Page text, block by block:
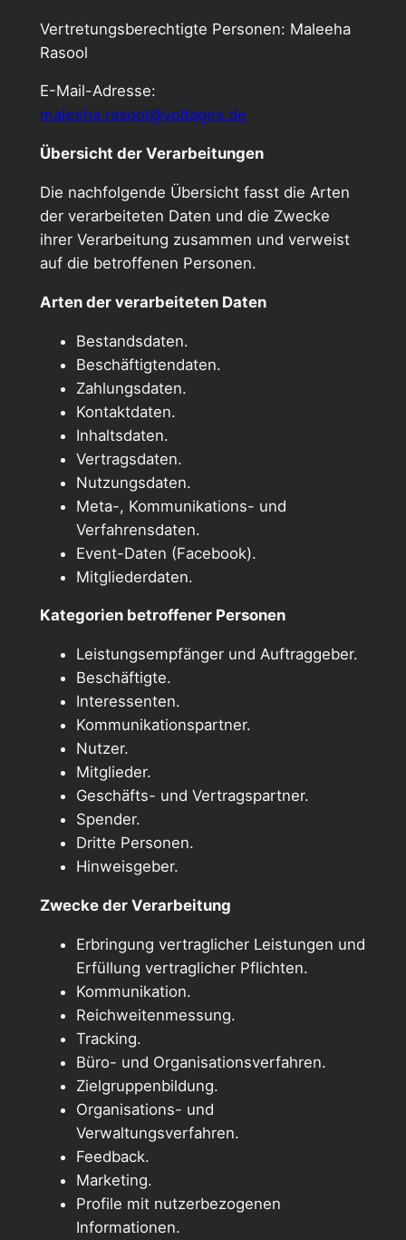
Vertretungsberechtigte Personen: Maleeha
Rasool
E-Mail-Adresse:
maleeha.rasool@voltages.de
Übersicht der Verarbeitungen
Die nachfolgende Übersicht fasst die Arten
der verarbeiteten Daten und die Zwecke
ihrer Verarbeitung zusammen und verweist
auf die betroffenen Personen.
Arten der verarbeiteten Daten
Bestandsdaten.
Beschäftigtendaten.
Zahlungsdaten.
Kontaktdaten.
Inhaltsdaten.
Vertragsdaten.
Nutzungsdaten.
Meta-, Kommunikations- und
Verfahrensdaten.
Event-Daten (Facebook).
Mitgliederdaten.
Kategorien betroffener Personen
Leistungsempfänger und Auftraggeber.
Beschäftigte.
Interessenten.
Kommunikationspartner.
Nutzer.
Mitglieder.
Geschäfts- und Vertragspartner.
Spender.
Dritte Personen.
Hinweisgeber.
Zwecke der Verarbeitung
Erbringung vertraglicher Leistungen und
Erfüllung vertraglicher Pflichten.
Kommunikation.
Reichweitenmessung.
Tracking.
Büro- und Organisationsverfahren.
Zielgruppenbildung.
Organisations- und
Verwaltungsverfahren.
Feedback.
Marketing.
Profile mit nutzerbezogenen
Informationen.